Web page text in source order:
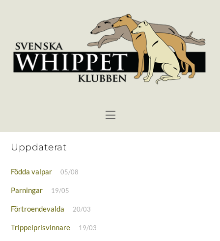
Menu
Uppdaterat
Födda valpar 05/08
Parningar 19/05
Förtroendevalda 20/03
Trippelprisvinnare 19/03